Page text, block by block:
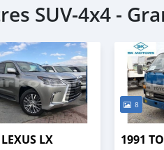
SUV‒4x4 -
LX
8
1991